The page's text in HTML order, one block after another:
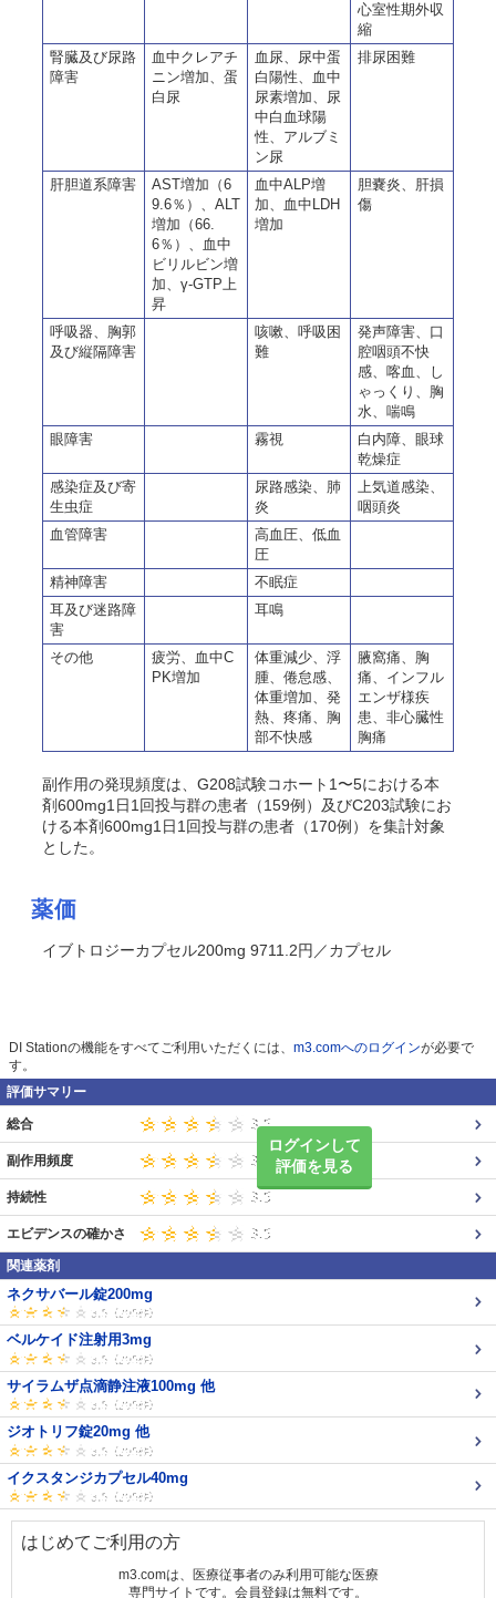
心室性期外収
縮
腎臓及び尿路
障害
血中クレアチ
ニン増加、蛋
白尿
血尿、尿中蛋
白陽性、血中
尿素増加、尿
中白血球陽
性、アルブミ
ン尿
排尿困難
肝胆道系障害
AST増加（6
9.6％）、ALT
増加（66.
6％）、血中
ビリルビン増
加、γ-GTP上
昇
血中ALP増
加、血中LDH
増加
胆嚢炎、肝損
傷
呼吸器、胸郭
及び縦隔障害
咳嗽、呼吸困
難
発声障害、口
腔咽頭不快
感、喀血、し
ゃっくり、胸
水、喘鳴
眼障害
霧視
白内障、眼球
乾燥症
感染症及び寄
生虫症
尿路感染、肺
炎
上気道感染、
咽頭炎
血管障害
高血圧、低血
圧
精神障害
不眠症
耳及び迷路障
害
耳鳴
その他
疲労、血中C
PK増加
体重減少、浮
腫、倦怠感、
体重増加、発
熱、疼痛、胸
部不快感
腋窩痛、胸
痛、インフル
エンザ様疾
患、非心臓性
胸痛
副作用の発現頻度は、G208試験コホート1〜5における本
剤600mg1日1回投与群の患者（159例）及びC203試験にお
ける本剤600mg1日1回投与群の患者（170例）を集計対象
とした。
薬価
イブトロジーカプセル200mg 9711.2円／カプセル
DI Stationの機能をすべてご利用いただくには、 m3.comへのログインが必要で
す。
評価サマリー
ログインして
評価を見る
総合
副作用頻度
持続性
エビデンスの確かさ
関連薬剤
ネクサバール錠200mg
ベルケイド注射用3mg
サイラムザ点滴静注液100mg 他
ジオトリフ錠20mg 他
イクスタンジカプセル40mg
はじめてご利用の方
m3.comは、医療従事者のみ利用可能な医療
専門サイトです。会員登録は無料です。